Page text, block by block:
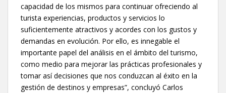
capacidad de los mismos para continuar ofreciendo al
turista experiencias, productos y servicios lo
suficientemente atractivos y acordes con los gustos y
demandas en evolución. Por ello, es innegable el
importante papel del análisis en el ámbito del turismo,
como medio para mejorar las prácticas profesionales y
tomar así decisiones que nos conduzcan al éxito en la
gestión de destinos y empresas”, concluyó Carlos